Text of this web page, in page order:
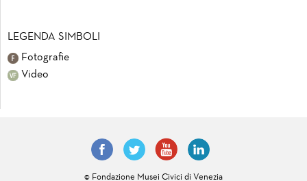
LEGENDA SIMBOLI
Fotografie
Video
© Fondazione Musei Civici di Venezia